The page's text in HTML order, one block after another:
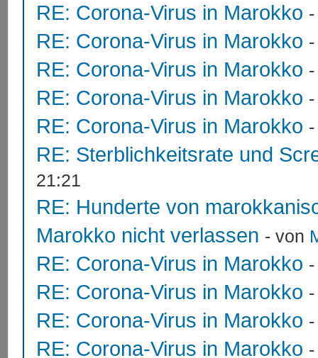
RE: Corona-Virus in Marokko
RE: Corona-Virus in Marokko
RE: Corona-Virus in Marokko
RE: Corona-Virus in Marokko
RE: Corona-Virus in Marokko
RE: Sterblichkeitsrate und
21:21
RE: Hunderte von
Marokko nicht verlassen - von
RE: Corona-Virus in Marokko
RE: Corona-Virus in Marokko
RE: Corona-Virus in Marokko
RE: Corona-Virus in Marokko